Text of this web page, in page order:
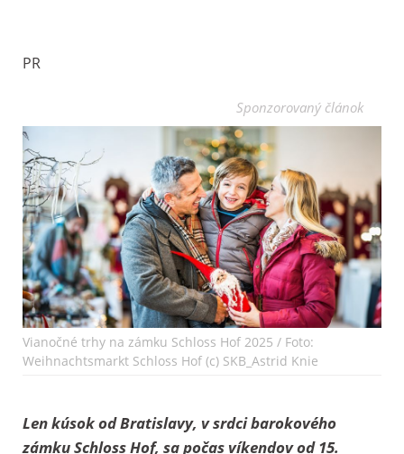
PR
Sponzorovaný článok
Vianočné trhy na zámku Schloss Hof 2025 / Foto:
Weihnachtsmarkt Schloss Hof (c) SKB_Astrid Knie
Len kúsok od Bratislavy, v srdci barokového
zámku Schloss Hof, sa počas víkendov od 15.